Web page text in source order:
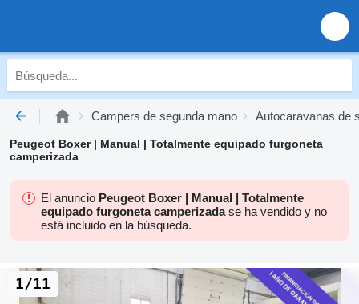
Campers de segunda mano Autocaravanas de
Peugeot Boxer | Manual | Totalmente equipado furgoneta
camperizada
El anuncio Peugeot Boxer | Manual | Totalmente
equipado furgoneta camperizadase ha vendido y no
está incluido en la búsqueda.
1/11